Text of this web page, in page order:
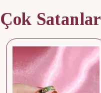
Çok Satanlar